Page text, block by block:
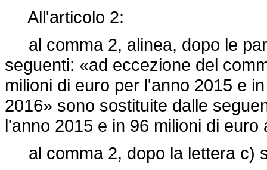
All'articolo 2:
al comma 2, alinea, dopo le
seguenti: «ad eccezione del
milioni di euro per l'anno 2015 e
2016» sono sostituite dalle
l'anno 2015 e in 96 milioni di
al comma 2, dopo la lettera c)